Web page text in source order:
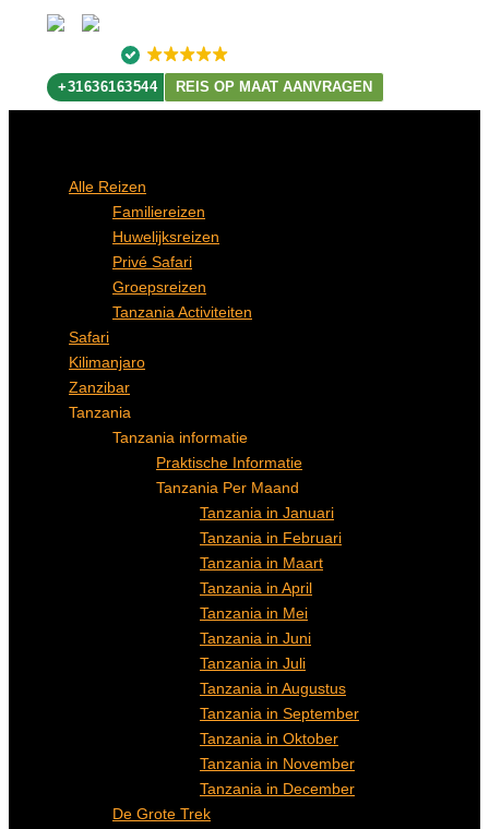
+31636163544 REIS OP MAAT AANVRAGEN
Alle Reizen
Familiereizen
Huwelijksreizen
Privé Safari
Groepsreizen
Tanzania Activiteiten
Safari
Kilimanjaro
Zanzibar
Tanzania
Tanzania informatie
Praktische Informatie
Tanzania Per Maand
Tanzania in Januari
Tanzania in Februari
Tanzania in Maart
Tanzania in April
Tanzania in Mei
Tanzania in Juni
Tanzania in Juli
Tanzania in Augustus
Tanzania in September
Tanzania in Oktober
Tanzania in November
Tanzania in December
De Grote Trek